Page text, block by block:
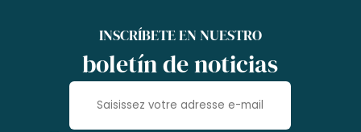
INSCRÍBETE EN NUESTRO
boletín de noticias